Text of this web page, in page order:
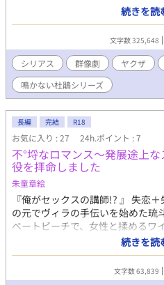
性的表現は思わせぶりには伏せて
います。暴力的な場面も多々ある
方は読まないでください。 主人
水、36歳。 美しい容姿に、財力
ているが、ただ一つ手に入らない
だけ。 そんな泉水の前に現れたの
ワタルに魅了されながらも流星へ
う1人の主人公、六代目政龍組傘
艶のある魅力的な美貌を持つが、
かなる凶暴性を秘めている。 立場
1人の男を一途に想い続ける。 泉
影のふたり。 しかしある事件を
さらに複雑になっていく。 運命の
れてしまうかもしれないと思うジ
引きは終わらない。
続きを読
文字数 325,648
シリアス 群像劇 ヤクザ
鳴かない杜鵑シリーズ
長編 完結 R18
お気に入り : 27 24h.ポイント : 7
不°埒なロマンス〜発展途上
役を拝命しました
朱童章絵
『俺がセックスの講師!? 』 失恋
の元でヴィラの手伝いを始めた琉
ベートビーチで、女性と揉めるワ
男は世界的大企業のCEO、ヴィル
屋の専属バトラーが欠けたことで
は、女性の扱いに関する意見の
で、なぜか肉体関係を持つことに
続きを読
文字数 63,839